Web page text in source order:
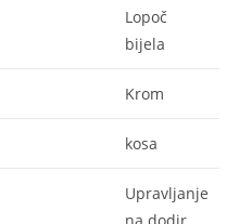
Lopoč
bijela
Krom
kosa
Upravljanje